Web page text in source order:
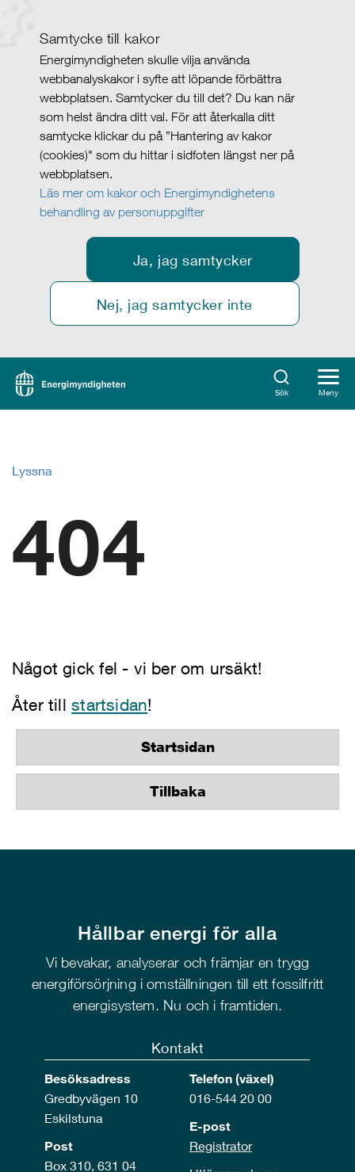
Samtycke till kakor
Energimyndigheten skulle vilja använda
webbanalyskakor i syfte att löpande förbättra
webbplatsen. Samtycker du till det? Du kan när
som helst ändra ditt val. För att återkalla ditt
samtycke klickar du på ”Hantering av kakor
(cookies)" som du hittar i sidfoten längst ner på
webbplatsen.
Läs mer om kakor och Energimyndighetens
behandling av personuppgifter
Ja, jag samtycker
Nej, jag samtycker inte
Sök Meny
Lyssna
404
Något gick fel - vi ber om ursäkt!
Åter tillstartsidan!
Startsidan
Tillbaka
Hållbar energi för alla
Vi bevakar, analyserar och främjar en trygg
energiförsörjning i omställningen till ett fossilfritt
energisystem. Nu och i framtiden.
Kontakt
Besöksadress
Gredbyvägen 10
Eskilstuna
Post
Box 310, 631 04
Telefon (växel)
016-544 20 00
E-post
Registrator